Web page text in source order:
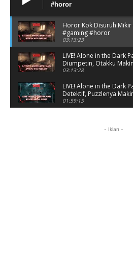
#horor
Horor Kok Disuruh
#gaming #horor
03:13:23
LIVE! Alone in the Dark
Diumpetin, Otakku
03:13:28
LIVE! Alone in the Dark
Detektif, Puzzlenya
01:59:15
- Iklan -